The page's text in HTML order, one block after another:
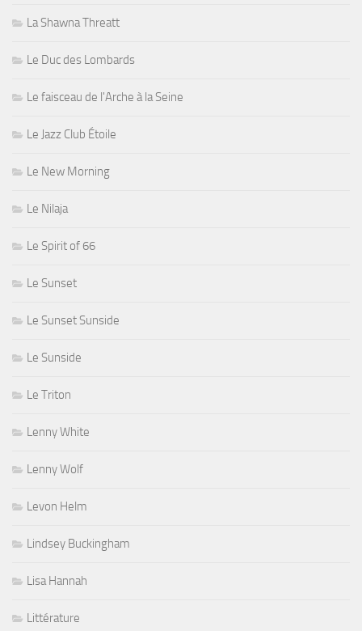
La Shawna Threatt
Le Duc des Lombards
Le faisceau de l'Arche à la Seine
Le Jazz Club Étoile
Le New Morning
Le Nilaja
Le Spirit of 66
Le Sunset
Le Sunset Sunside
Le Sunside
Le Triton
Lenny White
Lenny Wolf
Levon Helm
Lindsey Buckingham
Lisa Hannah
Littérature